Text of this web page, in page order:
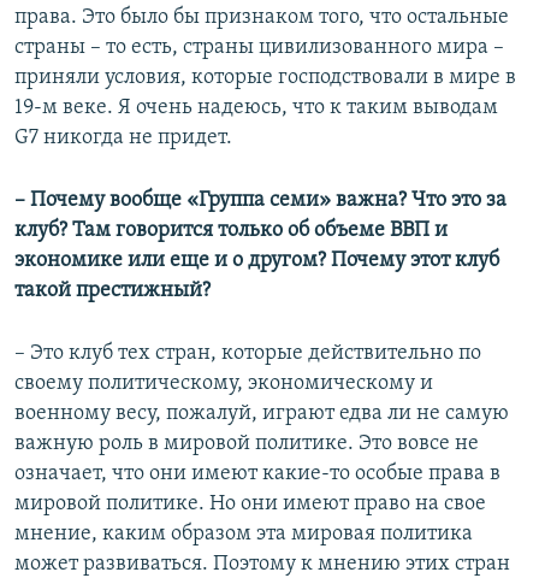
права. Это было бы признаком того, что остальные
страны – то есть, страны цивилизованного мира –
приняли условия, которые господствовали в мире в
19-м веке. Я очень надеюсь, что к таким выводам
G7 никогда не придет.
– Почему вообще «Группа семи» важна? Что это за
клуб? Там говорится только об объеме ВВП и
экономике или еще и о другом? Почему этот клуб
такой престижный?
– Это клуб тех стран, которые действительно по
своему политическому, экономическому и
военному весу, пожалуй, играют едва ли не самую
важную роль в мировой политике. Это вовсе не
означает, что они имеют какие-то особые права в
мировой политике. Но они имеют право на свое
мнение, каким образом эта мировая политика
может развиваться. Поэтому к мнению этих стран